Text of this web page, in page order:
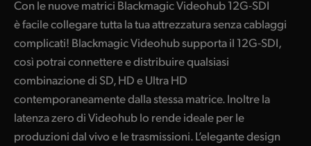
Finland
France
Hong Kong SAR, China
India
Collega pannelli di controllo esterni
Controllo routing da Mac, Windows, e iPad
Utilità Videohub Setup inclusa
SDK per un controllo routing su misura
Disponibile in 13 lingue
Con le nuove matrici Blackmagic Videohub 12G-SDI
è facile collegare tutta la tua attrezzatura senza cablaggi
complicati! Blackmagic Videohub supporta il 12G-SDI,
così potrai connettere e distribuire qualsiasi
combinazione di SD, HD e Ultra HD
contemporaneamente dalla stessa matrice. Inoltre la
latenza zero di Videohub lo rende ideale per le
produzioni dal vivo e le trasmissioni. L’elegante design